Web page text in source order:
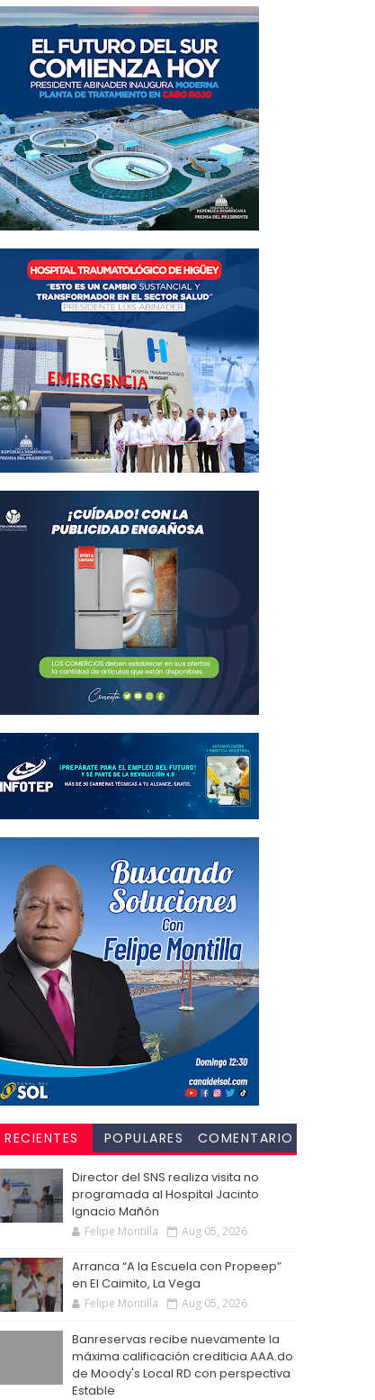
RECIENTES POPULARES
COMENTARIO
Director del SNS realiza visita no
programada al Hospital Jacinto
Ignacio Mañón
Felipe Montilla Aug 05, 2026
Arranca “A la Escuela con Propeep”
en El Caimito, La Vega
Felipe Montilla Aug 05, 2026
Banreservas recibe nuevamente la
máxima calificación crediticia AAA.do
de Moody's Local RD con perspectiva
Estable